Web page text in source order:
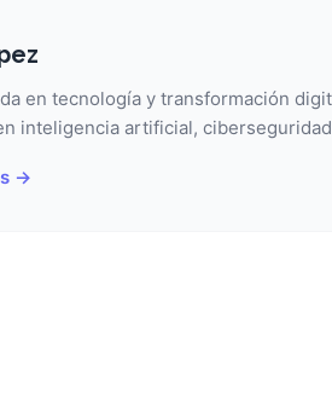
en tecnología y transformación
inteligencia artificial,
→